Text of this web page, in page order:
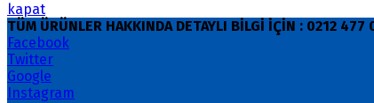
kapat
TÜM ÜRÜNLER HAKKINDA DETAYLI BİLGİ İÇİN : 0212
Facebook
Twitter
Google
Instagram